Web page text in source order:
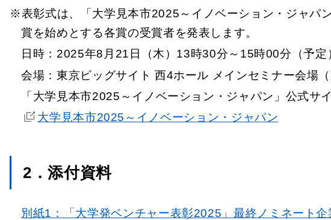
※表彰式は、「大学見本市2025～イノベーション・ジャパ
賞を始めとする各賞の受賞者を発表します。
日時：2025年8月21日（木）13時30分～15時00分（予定
会場：東京ビッグサイト 西4ホール メインセミナー会場
「大学見本市2025～イノベーション・ジャパン」公式サ
大学見本市2025～イノベーション・ジャパン
2．添付資料
別紙1：「大学発ベンチャー表彰2025」最終ノミネート企